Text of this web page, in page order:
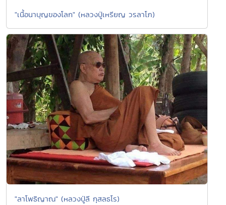
"เนื้อนาบุญของโลก" (หลวงปู่เหรียญ วรลาโภ)
"ลาโพธิญาณ" (หลวงปู่ลี กุสลธโร)